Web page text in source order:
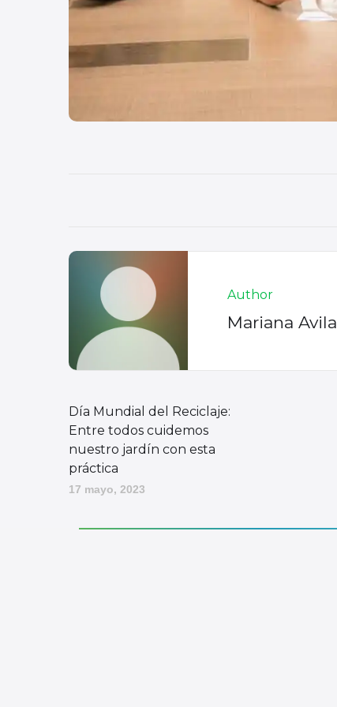
Author
Mariana Avila
Día Mundial del Reciclaje:
Entre todos cuidemos
nuestro jardín con esta
práctica
17 mayo, 2023